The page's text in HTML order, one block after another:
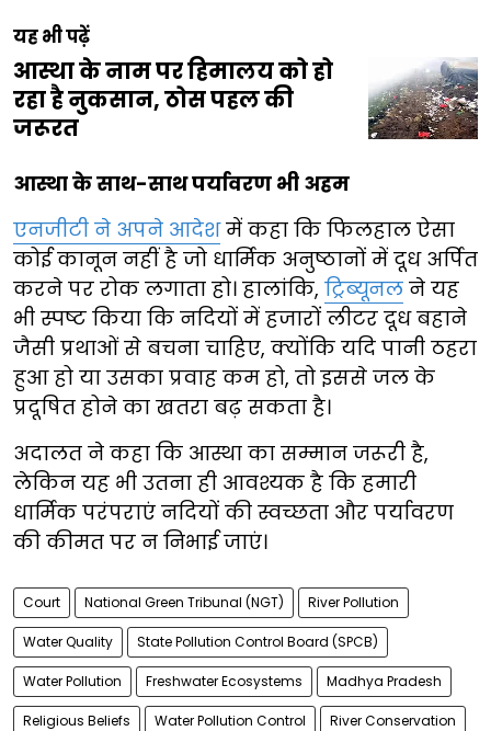
यह भी पढ़ें
आस्था के नाम पर हिमालय को हो
रहा है नुकसान, ठोस पहल की
जरूरत
आस्था के साथ-साथ पर्यावरण भी अहम
एनजीटी ने अपने आदेशमें कहा कि फिलहाल ऐसा
कोई कानून नहीं है जो धार्मिक अनुष्ठानों में दूध अर्पित
करने पर रोक लगाता हो। हालांकि, ट्रिब्यूनल ने यह
भी स्पष्ट किया कि नदियों में हजारों लीटर दूध बहाने
जैसी प्रथाओं से बचना चाहिए, क्योंकि यदि पानी ठहरा
हुआ हो या उसका प्रवाह कम हो, तो इससे जल के
प्रदूषित होने का खतरा बढ़ सकता है।
अदालत ने कहा कि आस्था का सम्मान जरूरी है,
लेकिन यह भी उतना ही आवश्यक है कि हमारी
धार्मिक परंपराएं नदियों की स्वच्छता और पर्यावरण
की कीमत पर न निभाई जाएं।
Court National Green Tribunal (NGT) River Pollution
Water Quality State Pollution Control Board (SPCB)
Water Pollution Freshwater Ecosystems Madhya Pradesh
Religious Beliefs Water Pollution Control River Conservation